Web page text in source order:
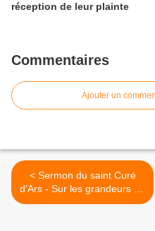
réception de leur plainte
Commentaires
Ajouter un
< Sermon du saint Curé
d'Ars - Sur les grandeurs de
Marie [1] .